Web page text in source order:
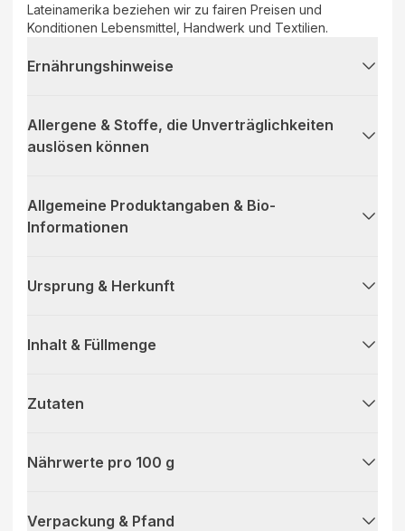
Lateinamerika beziehen wir zu fairen Preisen und
Konditionen Lebensmittel, Handwerk und Textilien.
Ernährungshinweise
Allergene & Stoffe, die Unverträglichkeiten
auslösen können
Allgemeine Produktangaben & Bio-
Informationen
Ursprung & Herkunft
Inhalt & Füllmenge
Zutaten
Nährwerte pro 100 g
Verpackung & Pfand